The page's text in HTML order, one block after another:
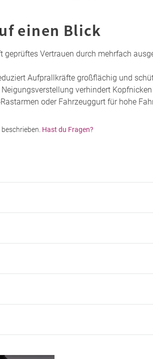
einen Blick
geprüftes Vertrauen durch mehrfach
Aufprallkräfte großflächig und
Neigungsverstellung verhindert
oder Fahrzeuggurt für hohe
Hast du Fragen?